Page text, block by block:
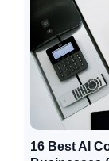
16 Best AI